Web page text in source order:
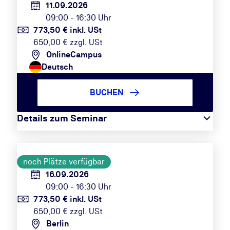
11.09.2026
09:00 - 16:30 Uhr
773,50 € inkl. USt
650,00 € zzgl. USt
OnlineCampus
Deutsch
Details zum Seminar
BUCHEN
noch Plätze verfügbar
16.09.2026
09:00 - 16:30 Uhr
773,50 € inkl. USt
650,00 € zzgl. USt
Berlin